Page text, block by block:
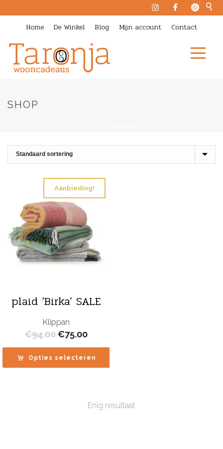
Home De Winkel Blog Mijn account Contact
SHOP
Aanbieding!
plaid ‘Birka’ SALE
Klippan
€94.00 Oorspronkelijke
was:
€75.00Huidige
is:
Opties selecteren
Enig resultaat